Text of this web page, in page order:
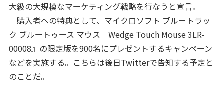
大級の大規模なマーケティング戦略を行なうと宣言。
購入者への特典として、マイクロソフト ブルートラッ
ク ブルートゥース マウス『Wedge Touch Mouse 3LR-
00008』の限定版を900名にプレゼントするキャンペーン
などを実施する。こちらは後日Twitterで告知する予定と
のことだ。